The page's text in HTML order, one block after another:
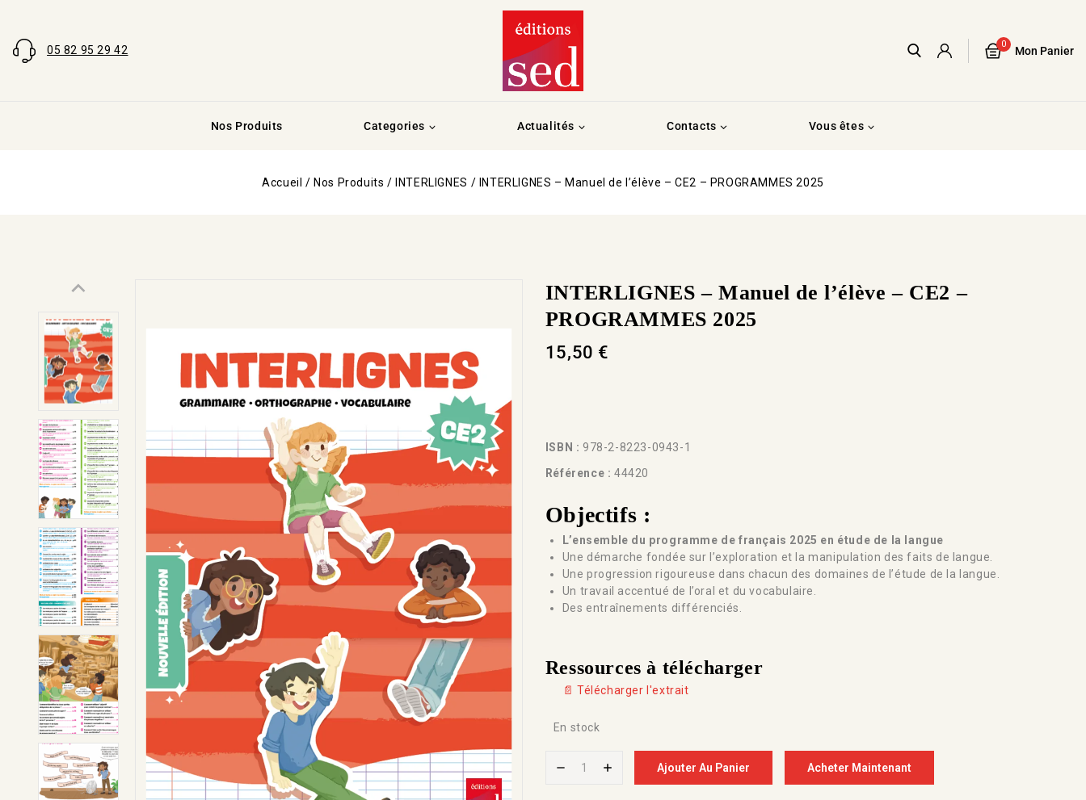
05 82 95 29 42 0
Mon Panier
Nos Produits Categories Actualités Contacts Vous êtes
Accueil / Nos Produits / INTERLIGNES / INTERLIGNES – Manuel de l’élève – CE2 – PROGRAMMES 2025
INTERLIGNES – Manuel de l’élève – CE2 –
PROGRAMMES 2025
15,50 €
ISBN : 978-2-8223-0943-1
Référence : 44420
Objectifs :
L’ensemble du programme de français 2025 en étude de la langue
Une démarche fondée sur l’exploration et la manipulation des faits de langue.
Une progression rigoureuse dans chacun des domaines de l’étude de la langue.
Un travail accentué de l’oral et du vocabulaire.
Des entraînements différenciés.
Ressources à télécharger
📄 Télécharger l'extrait
En stock
Ajouter Au Panier Acheter Maintenant